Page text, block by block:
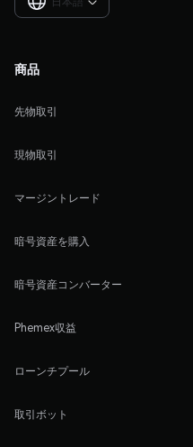
商品
先物取引
現物取引
マージントレード
暗号資産を購入
暗号資産コンバーター
Phemex収益
ローンチプール
取引ボット